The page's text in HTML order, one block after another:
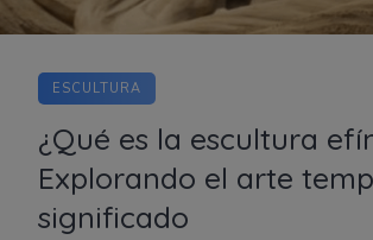
ESCULTURA
¿Qué es la escultura
Explorando el arte
significado